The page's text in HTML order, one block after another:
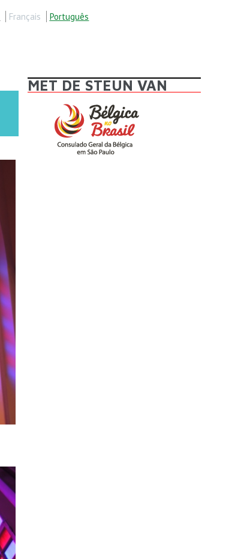
Français Português
MET DE STEUN VAN